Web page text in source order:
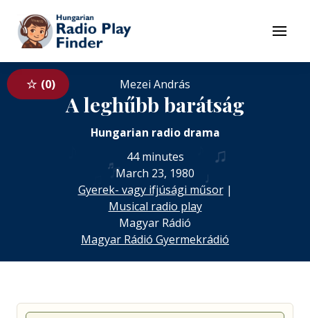
To contents
Menu
0
♬ ♩
♫
♪
♬
Mezei András
A leghűbb barátság
Hungarian radio drama
44 minutes
March 23, 1980
Gyerek- vagy ifjúsági műsor|
Musical radio play
Magyar Rádió
Magyar Rádió Gyermekrádió